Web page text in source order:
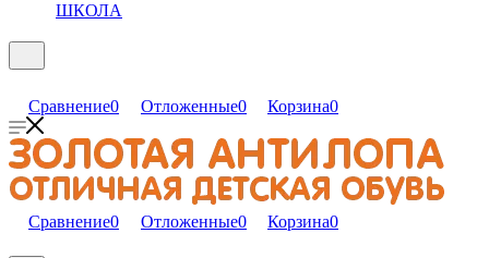
ШКОЛА
Сравнение0 Отложенные0 Корзина0
Сравнение0 Отложенные0 Корзина0